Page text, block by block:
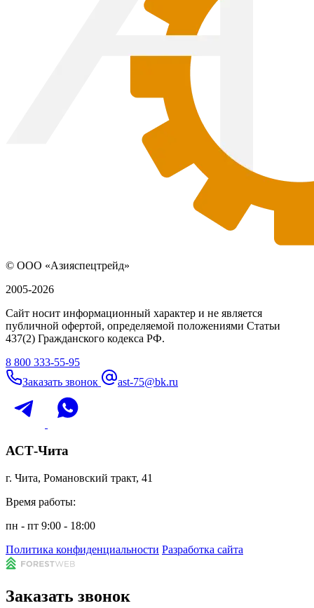
© ООО «Азияспецтрейд»
2005-2026
Сайт носит информационный характер и не является
публичной офертой, определяемой положениями Статьи
437(2) Гражданского кодекса РФ.
8 800 333-55-95
Заказать звонок
ast-75@bk.ru
АСТ-Чита
г. Чита, Романовский тракт, 41
Время работы:
пн - пт 9:00 - 18:00
Политика конфиденциальности Разработка сайта
Заказать звонок